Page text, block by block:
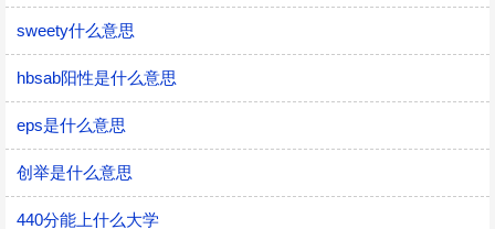
sweety什么意思
hbsab阳性是什么意思
eps是什么意思
创举是什么意思
440分能上什么大学